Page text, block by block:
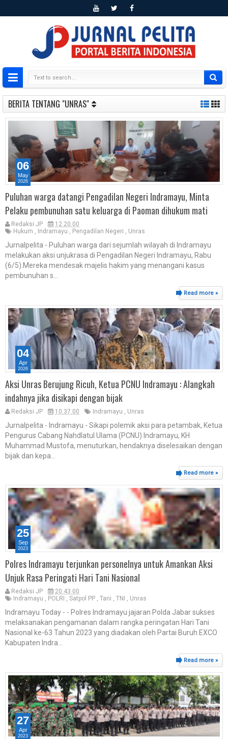
BERITA TENTANG "UNRAS"
Puluhan warga datangi Pengadilan Negeri Indramayu, Minta
Pelaku pembunuhan satu keluarga di Paoman dihukum mati
Redaksi JP
12.20.00
Hukum , Indramayu , Pengadilan Negeri , Unras
Jurnalpelita - Puluhan warga dari sejumlah wilayah di Indramayu
melakukan aksi unjukrasa di Pengadilan Negeri Indramayu, Rabu
(6/5).Mereka mendesak majelis hakim yang menangani kasus
pembunuhan s...
Read more »
06
May
2026
Aksi Unras Berujung Ricuh, Ketua PCNU Indramayu : Alangkah
indahnya jika disikapi dengan bijak
Redaksi JP 10.37.00 Indramayu Unras
Jurnalpelita - Indramayu - Sikapi polemik aksi para petambak, Ketua
Pengurus Cabang Nahdlatul Ulama (PCNU) Indramayu, KH
Muhammad Mustofa, menuturkan, hendaknya diselesaikan dengan
bijak dan kepa...
Read more »
04
Apr
2026
Polres Indramayu terjunkan personelnya untuk Amankan Aksi
Unjuk Rasa Peringati Hari Tani Nasional
Redaksi JP
20.43.00
Indramayu , POLRI , Satpol PP , Tani , TNI , Unras
Indramayu Today - - Polres Indramayu jajaran Polda Jabar sukses
melaksanakan pengamanan dalam rangka peringatan Hari Tani
Nasional ke-63 Tahun 2023 yang diadakan oleh Partai Buruh EXCO
Kabupaten Indra...
Read more »
25
Sep
2023
27
Apr
2023